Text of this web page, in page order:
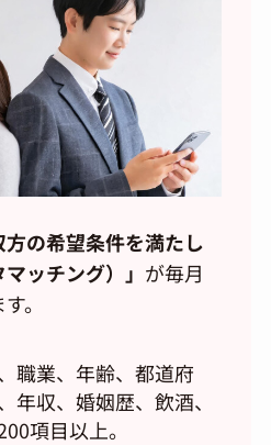
方の希望条件を満たし
ッチング）」 が毎月
。
職業、年齢、都道府
年収、婚姻歴、飲酒、
項目以上。